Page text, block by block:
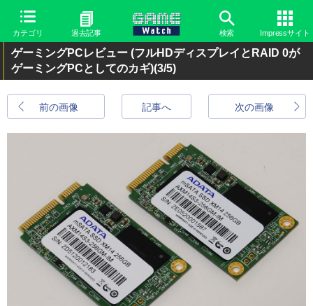
カテゴリ 過去記事 検索 Impressサイト
ゲーミングPCレビュー (フルHDディスプレイとRAID 0が
ゲーミングPCとしてのカギ)(3/5)
前の画像 次の画像
記事へ